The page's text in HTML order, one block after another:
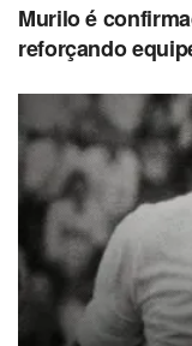
Murilo é
reforçando